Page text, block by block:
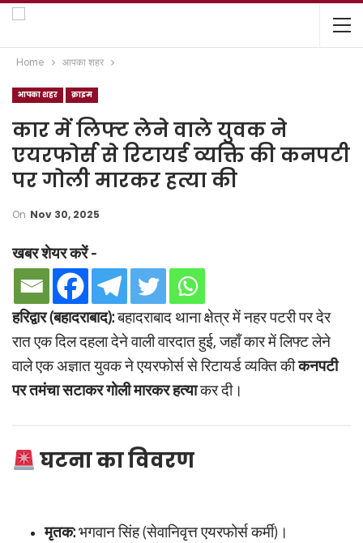
Home आपका शहर
आपका शहर क्राइम
कार में लिफ्ट लेने वाले युवक ने
एयरफोर्स से रिटायर्ड व्यक्ति की कनपटी
पर गोली मारकर हत्या की
On Nov 30, 2025
खबर शेयर करें -
हरिद्वार (बहादराबाद):बहादराबाद थाना क्षेत्र में नहर पटरी पर देर
रात एक दिल दहला देने वाली वारदात हुई, जहाँ कार में लिफ्ट लेने
वाले एक अज्ञात युवक ने एयरफोर्स से रिटायर्ड व्यक्ति कीकनपटी
पर तमंचा सटाकर गोली मारकर हत्याकर दी।
घटना का विवरण
मृतक: भगवान सिंह (सेवानिवृत्त एयरफोर्स कर्मी)।